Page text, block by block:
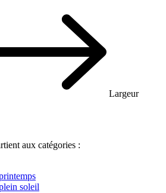
Largeur
aux catégories :
soleil